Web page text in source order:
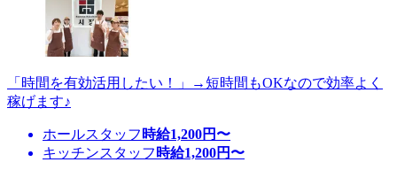
「時間を有効活用したい！」→短時間もOKなので効率よく
稼げます♪
ホールスタッフ 時給1,200円〜
キッチンスタッフ 時給1,200円〜